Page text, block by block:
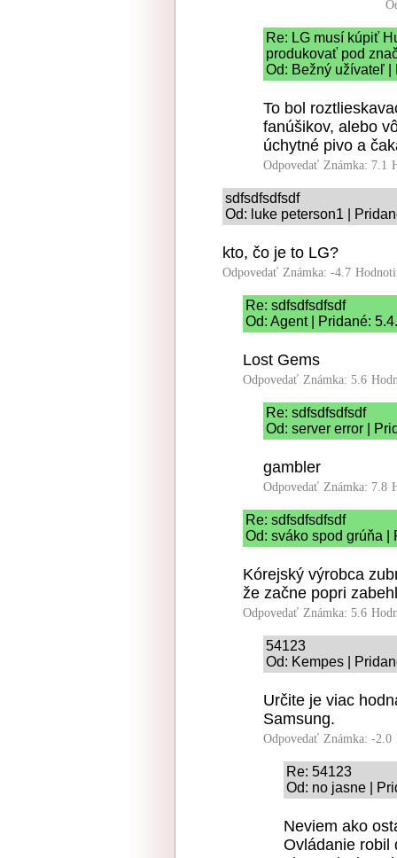
Re: LG musí kúpiť
produkovať pod
Od: Bežný užívateľ |
To bol
fanúšikov, alebo
úchytné pivo a
Odpovedať Známka: 7.1
sdfsdfsdfsdf
Od: luke peterson1 |
kto, čo je to LG?
Odpovedať Známka: -4.7
Re: sdfsdfsdfsdf
Od: Agent | Pridané:
Lost Gems
Odpovedať Známka: 5.6
Re: sdfsdfsdfsdf
Od: server error |
gambler
Odpovedať Známka: 7.8
Re: sdfsdfsdfsdf
Od: sváko spod grúňa |
Kórejský výrobca
že začne popri
Odpovedať Známka: 5.6
54123
Od: Kempes |
Určite je viac
Samsung.
Odpovedať Známka: -2.0
Re: 54123
Od: no jasne |
Neviem ako
Ovládanie robil